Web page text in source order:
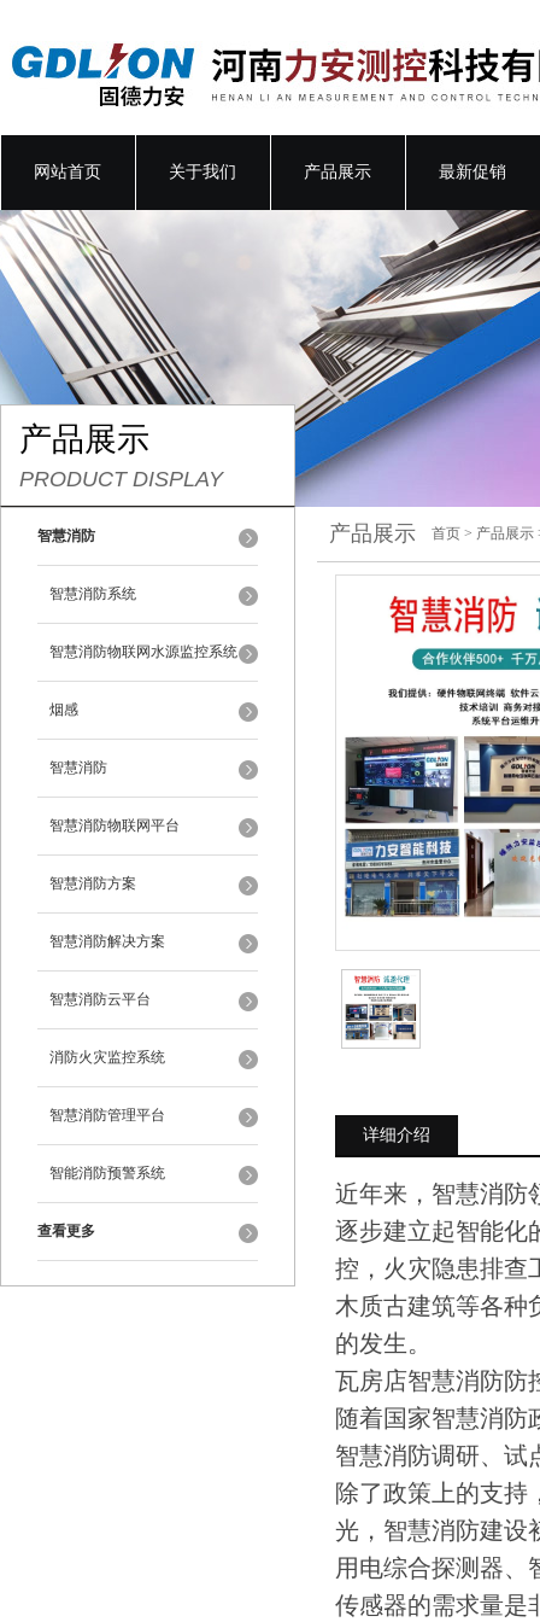
网站首页 关于我们 产品展示 最新促销
产品展示
PRODUCT DISPLAY
智慧消防
智慧消防系统
智慧消防物联网水源监控系统
烟感
智慧消防
智慧消防物联网平台
智慧消防方案
智慧消防解决方案
智慧消防云平台
消防火灾监控系统
智慧消防管理平台
智能消防预警系统
查看更多
产品展示 首页 > 产品展示
详细介绍
近年来，智慧消防
逐步建立起智能化
控，火灾隐患排查
木质古建筑等各种
的发生。
瓦房店智慧消防防
随着国家智慧消防
智慧消防调研、试
除了政策上的支持
光，智慧消防建设
用电综合探测器、
传感器的需求量是